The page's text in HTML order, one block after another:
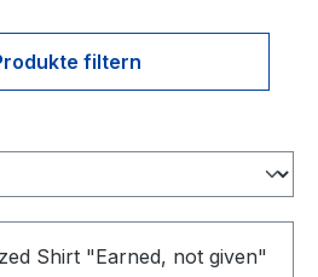
filtern